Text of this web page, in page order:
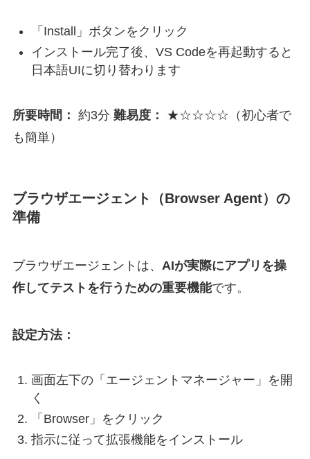
「Install」ボタンをクリック
インストール完了後、VS Codeを再起動すると
日本語UIに切り替わります
所要時間： 約3分 難易度：
★☆☆☆☆（初心者で
も簡単）
ブラウザエージェント（Browser Agent）の
準備
ブラウザエージェントは、 AIが実際にアプリを操
作してテストを行うための重要機能です。
設定方法：
画面左下の「エージェントマネージャー」を開
く
「Browser」をクリック
指示に従って拡張機能をインストール